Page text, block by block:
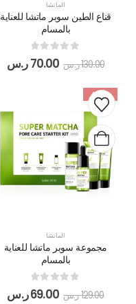
الماتشا
قناع الطين سوبر ماتشا للعناية
بالمسام
130.00ر.س 70.00ر.س
-47%
الماتشا
مجموعة سوبر ماتشا للعناية
بالمسام
129.00ر.س 69.00ر.س